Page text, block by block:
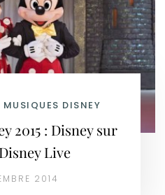
DISNEY
2015 : Disney sur
Live
2014